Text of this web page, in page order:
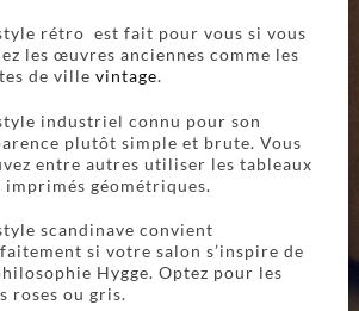
rétro est fait pour vous si vous
les œuvres anciennes comme les
de ville vintage.
industriel connu pour son
plutôt simple et brute. Vous
entre autres utiliser les tableaux
imprimés géométriques.
scandinave convient
si votre salon s’inspire de
Hygge. Optez pour les
roses ou gris.